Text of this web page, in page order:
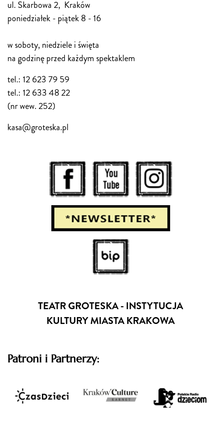
ul. Skarbowa 2, Kraków
poniedziałek - piątek 8 - 16
w soboty, niedziele i święta
na godzinę przed każdym spektaklem
tel.: 12 623 79 59
tel.: 12 633 48 22
(nr wew. 252)
kasa@groteska.pl
TEATR GROTESKA - INSTYTUCJA
KULTURY MIASTA KRAKOWA
Patroni i Partnerzy: